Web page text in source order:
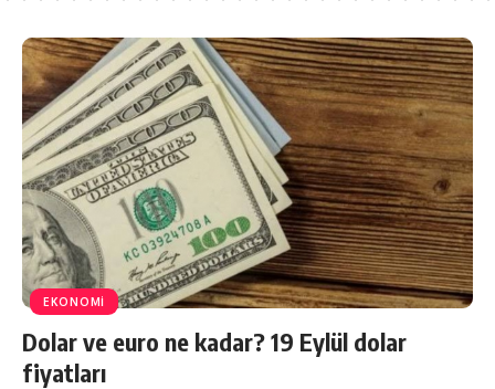
EKONOMİ
Dolar ve euro ne kadar? 19 Eylül dolar
fiyatları